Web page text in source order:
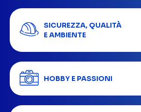
SICUREZZA, QUALITÀ
E AMBIENTE
HOBBY E PASSIONI